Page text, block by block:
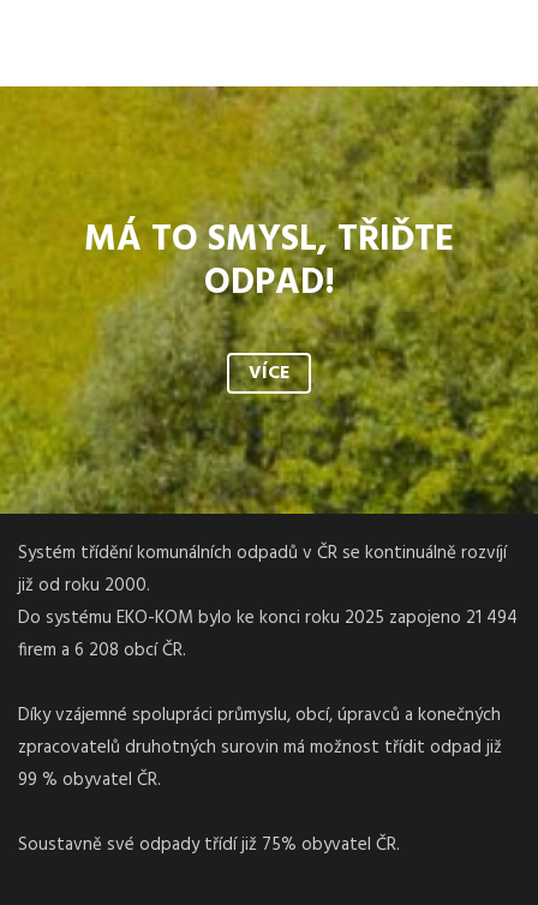
MÁ TO SMYSL, TŘIĎTE
ODPAD!
VÍCE
Systém třídění komunálních odpadů v ČR se kontinuálně rozvíjí
již od roku 2000.
Do systému EKO-KOM bylo ke konci roku 2025 zapojeno 21 494
firem a 6 208 obcí ČR.
Díky vzájemné spolupráci průmyslu, obcí, úpravců a konečných
zpracovatelů druhotných surovin má možnost třídit odpad již
99 % obyvatel ČR.
Soustavně své odpady třídí již 75% obyvatel ČR.